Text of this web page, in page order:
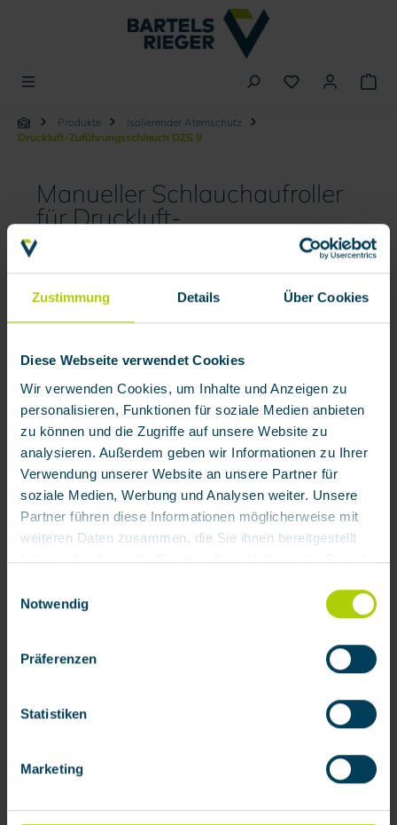
Zustimmung Details Über Cookies
Diese Webseite verwendet Cookies
Wir verwenden Cookies, um Inhalte und Anzeigen zu
personalisieren, Funktionen für soziale Medien anbieten
zu können und die Zugriffe auf unsere Website zu
analysieren. Außerdem geben wir Informationen zu Ihrer
Verwendung unserer Website an unsere Partner für
soziale Medien, Werbung und Analysen weiter. Unsere
Partner führen diese Informationen möglicherweise mit
weiteren Daten zusammen, die Sie ihnen bereitgestellt
haben oder die sie im Rahmen Ihrer Nutzung der Dienste
Mit Klick auf „[Zustimmen / Alles akzeptieren / etc.]“
erteilen Sie Ihre Einwilligung auch in die Weitergabe über
Ihr Verhalten in unserem Shop an unseren Partner, die
Deutschland), die diese Daten Ihnen nicht persönlich
zuordnen kann, sie aber zu eigenen Zwecken (z.B.
verarbeiten darf.
Notwendig
Präferenzen
Statistiken
Marketing
Produkte
Isolierender Atemschutz
Druckluft-Zuführungsschlauch DZS 9
Manueller Schlauchaufroller
für Druckluft-
Zuführungsschläuche
Bildergalerie überspringen
3.505,97 € / Stück
Produktnummer:
Zuführungsschläuchen mit einer Länge von 35-50 m.
Bewertungen